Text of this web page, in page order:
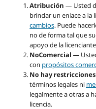
Atribución — Usted
brindar un enlace a la
cambios. Puede
no de forma tal que
apoyo de la
NoComercial —
con propósitos
No hay
términos legales ni
legalmente a otras a
licencia.